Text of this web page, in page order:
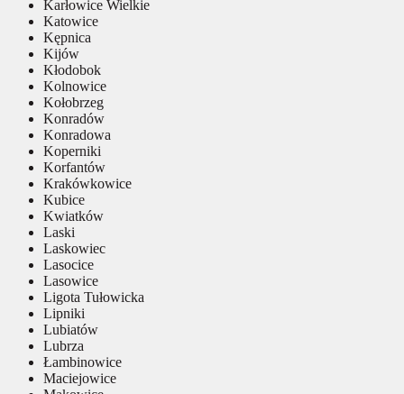
Karłowice Wielkie
Katowice
Kępnica
Kijów
Kłodobok
Kolnowice
Kołobrzeg
Konradów
Konradowa
Koperniki
Korfantów
Krakówkowice
Kubice
Kwiatków
Laski
Laskowiec
Lasocice
Lasowice
Ligota Tułowicka
Lipniki
Lubiatów
Lubrza
Łambinowice
Maciejowice